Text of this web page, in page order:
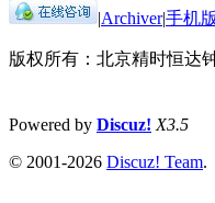
|Archiver|手机版
版权所有：北京精时恒达
Powered by Discuz! X3.5
© 2001-2026 Discuz! Team.